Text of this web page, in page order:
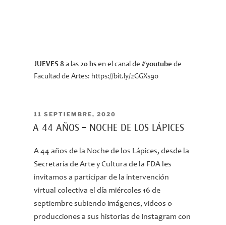
JUEVES 8 a las20 hs en el canal de #youtube de
Facultad de Artes: https://bit.ly/2GGXs90
PUBLICADO
EL
11 SEPTIEMBRE, 2020
A 44 AÑOS – NOCHE DE LOS LÁPICES
A 44 años de la Noche de los Lápices, desde la
Secretaría de Arte y Cultura de la FDA les
invitamos a participar de la intervención
virtual colectiva el día miércoles 16 de
septiembre subiendo imágenes, videos o
producciones a sus historias de Instagram con